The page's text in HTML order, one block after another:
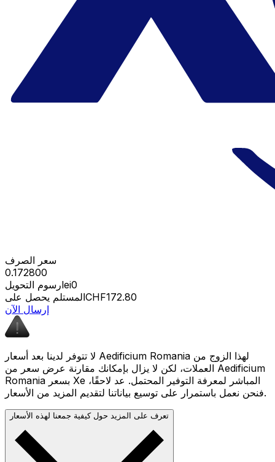
سعر الصرف
0.172800
رسوم التحويلlei0
المستلم يحصل علىCHF172.80
إرسال الآن
لا تتوفر لدينا بعد أسعار Aedificium Romania لهذا الزوج من
العملات، لكن لا يزال بإمكانك مقارنة عرض سعر من Aedificium
Romania بسعر Xe المباشر لمعرفة التوفير المحتمل. عد لاحقًا،
فنحن نعمل باستمرار على توسيع بياناتنا لتقديم المزيد من الأسعار.
تعرف على المزيد حول كيفية جمعنا لهذه الأسعار